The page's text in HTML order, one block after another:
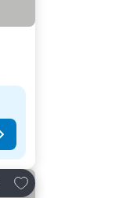
Føj til favoritter